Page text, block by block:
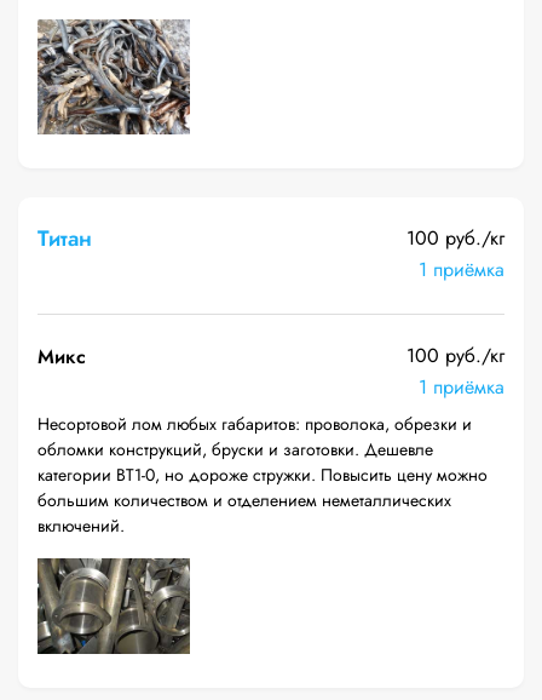
Титан
100 руб./кг
1 приёмка
Микс
100 руб./кг
1 приёмка
Несортовой лом любых габаритов: проволока, обрезки и
обломки конструкций, бруски и заготовки. Дешевле
категории ВТ1-0, но дороже стружки. Повысить цену можно
большим количеством и отделением неметаллических
включений.